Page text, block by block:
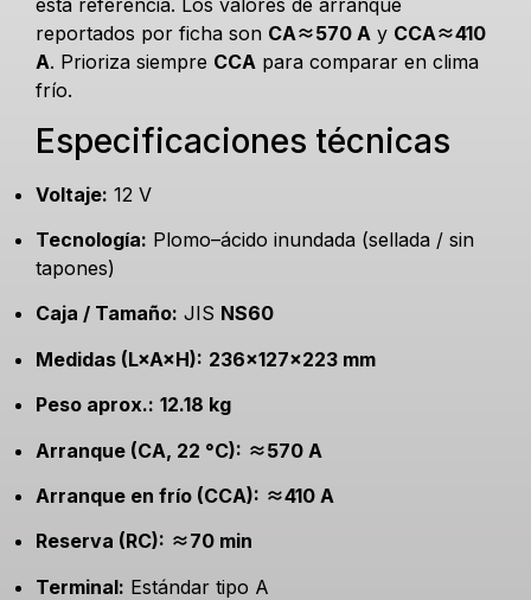
esta referencia. Los valores de arranque
reportados por ficha son CA≈570 A y CCA≈410
A. Prioriza siempre CCA para comparar en clima
frío.
Especificaciones técnicas
Voltaje: 12 V
Tecnología: Plomo–ácido inundada (sellada / sin
tapones)
Caja / Tamaño: JIS NS60
Medidas (L×A×H): 236×127×223 mm
Peso aprox.: 12.18 kg
Arranque (CA, 22 °C): ≈570 A
Arranque en frío (CCA): ≈410 A
Reserva (RC): ≈70 min
Terminal: Estándar tipo A